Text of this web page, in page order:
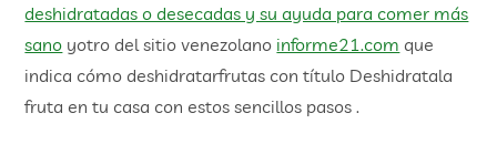
deshidratadas o desecadas y su ayuda para comer más
sano yotro del sitio venezolano informe21.com que
indica cómo deshidratarfrutas con título Deshidratala
fruta en tu casa con estos sencillos pasos .